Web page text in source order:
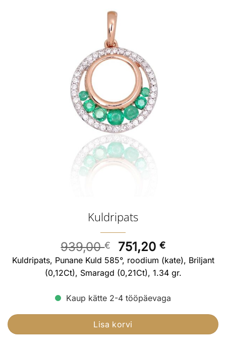
Kuldripats
939,00€
Algne
hind
oli:
751,20 €Current
price
is:
751,20 €.
Kuldripats, Punane Kuld 585°, roodium (kate), Briljant
(0,12Ct), Smaragd (0,21Ct), 1.34 gr.
Kaup kätte 2-4 tööpäevaga
Lisa korvi